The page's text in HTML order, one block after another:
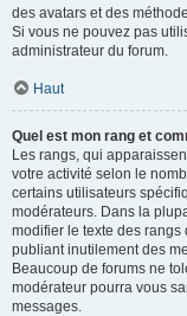
des avatars et des
Si vous ne pouvez pas
administrateur du forum.
Haut
Quel est mon rang et
Les rangs, qui
votre activité selon le
certains utilisateurs
modérateurs. Dans la
modifier le texte des rangs
publiant inutilement des
Beaucoup de forums ne
modérateur pourra vous
messages.